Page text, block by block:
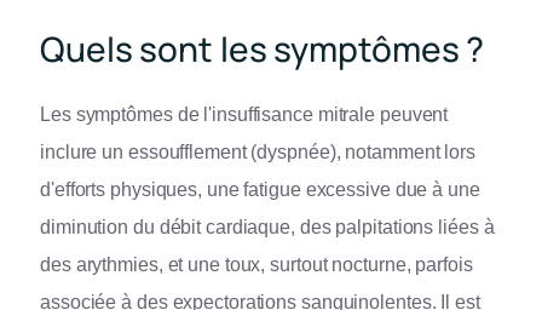
Quels sont les symptômes ?
Les symptômes de l'insuffisance mitrale peuvent
inclure un essoufflement (dyspnée), notamment lors
d'efforts physiques, une fatigue excessive due à une
diminution du débit cardiaque, des palpitations liées à
des arythmies, et une toux, surtout nocturne, parfois
associée à des expectorations sanguinolentes. Il est